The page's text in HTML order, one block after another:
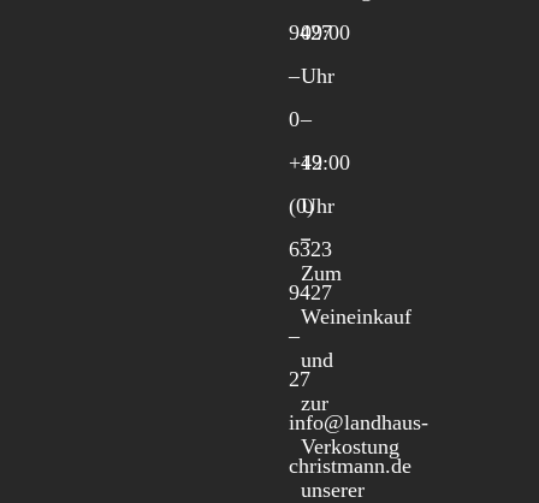
9427
–
0
+49
(0)
6323
9427
–
27
info@landhaus-
christmann.de
09:00
Uhr
–
12:00
Uhr
Zum
Weineinkauf
und
zur
Verkostung
unserer